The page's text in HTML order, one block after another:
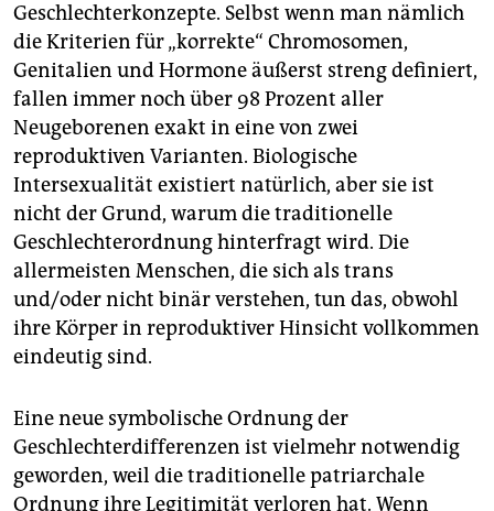
Geschlechterkonzepte. Selbst wenn man nämlich
die Kriterien für „korrekte“ Chromosomen,
Genitalien und Hormone äußerst streng definiert,
fallen immer noch über 98 Prozent aller
Neugeborenen exakt in eine von zwei
reproduktiven Varianten. Biologische
Intersexualität existiert natürlich, aber sie ist
nicht der Grund, warum die traditionelle
Geschlechterordnung hinterfragt wird. Die
allermeisten Menschen, die sich als trans
und/oder nicht binär verstehen, tun das, obwohl
ihre Körper in reproduktiver Hinsicht vollkommen
eindeutig sind.
Eine neue symbolische Ordnung der
Geschlechterdifferenzen ist vielmehr notwendig
geworden, weil die traditionelle patriarchale
Ordnung ihre Legitimität verloren hat. Wenn